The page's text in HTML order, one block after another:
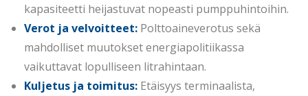
kapasiteetti heijastuvat nopeasti pumppuhintoihin.
Verot ja velvoitteet: Polttoaineverotus sekä
mahdolliset muutokset energiapolitiikassa
vaikuttavat lopulliseen litrahintaan.
Kuljetus ja toimitus: Etäisyys terminaalista,